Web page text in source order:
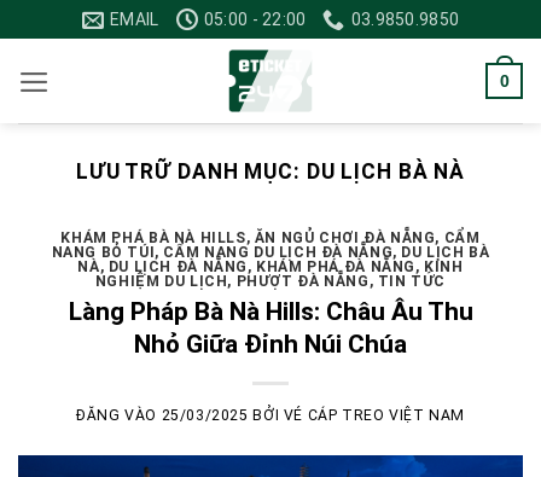
nội
EMAIL 05:00 - 22:00 03.9850.9850
0
LƯU TRỮ DANH MỤC: DU LỊCH BÀ NÀ
KHÁM PHÁ BÀ NÀ HILLS, ĂN NGỦ CHƠI ĐÀ NẴNG, CẨM
NANG BỎ TÚI, CẨM NANG DU LỊCH ĐÀ NẴNG, DU LỊCH BÀ
NÀ, DU LỊCH ĐÀ NẴNG , KHÁM PHÁ ĐÀ NẴNG , KÍNH
NGHIỆM DU LỊCH, PHƯỢT ĐÀ NẴNG , TIN TỨC
Làng Pháp Bà Nà Hills: Châu Âu Thu
Nhỏ Giữa Đỉnh Núi Chúa
ĐĂNG VÀO 25/03/2025 BỞI VÉ CÁP TREO VIỆT NAM